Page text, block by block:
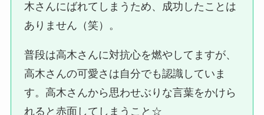
木さんにばれてしまうため、成功したことは
ありません（笑）。
普段は高木さんに対抗心を燃やしてますが、
高木さんの可愛さは自分でも認識していま
す。高木さんから思わせぶりな言葉をかけら
れると赤面してしまうこと☆